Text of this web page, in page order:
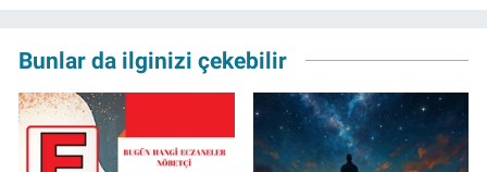
Bunlar da ilginizi çekebilir